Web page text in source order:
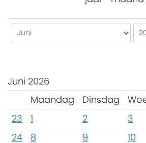
Juni 2026
Maandag
Dinsdag
23
1 2 3
24
8 9 10